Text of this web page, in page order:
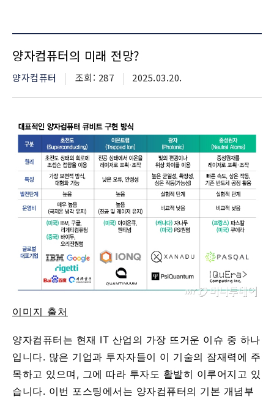
양자컴퓨터의 미래 전망?
카테고리
양자컴퓨터 조회수
조회: 287 등재일자
2025.03.20.
이미지 출처
양자컴퓨터는 현재 IT 산업의 가장 뜨거운 이슈 중 하나
입니다. 많은 기업과 투자자들이 이 기술의 잠재력에 주
목하고 있으며, 그에 따라 투자도 활발히 이루어지고 있
습니다. 이번 포스팅에서는 양자컴퓨터의 기본 개념부